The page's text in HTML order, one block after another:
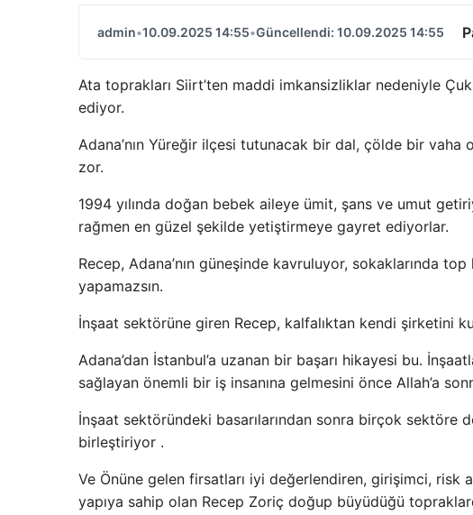
admin•10.09.2025 14:55•Güncellendi: 10.09.2025 14:55
Ata toprakları Siirt’ten maddi imkansizliklar nedeniyle
ediyor.
Adana’nın Yüreğir ilçesi tutunacak bir dal, çölde bir
zor.
1994 yılında doğan bebek aileye ümit, şans ve umut
rağmen en güzel şekilde yetiştirmeye gayret ediyorlar.
Recep, Adana’nın güneşinde kavruluyor, sokaklarında top
yapamazsın.
İnşaat sektörüne giren Recep, kalfalıktan kendi şirketini
Adana’dan İstanbul’a uzanan bir başarı hikayesi bu.
sağlayan önemli bir iş insanına gelmesini önce Allah’a
İnşaat sektöründeki basarılarından sonra birçok sektöre
birleştiriyor .
Ve Önüne gelen firsatları iyi değerlendiren, girişimci, risk
yapıya sahip olan Recep Zoriç doğup büyüdüğü